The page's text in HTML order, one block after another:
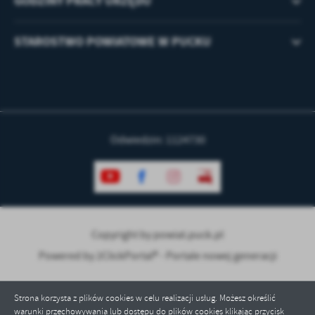
Strona korzysta z plików cookies w celu realizacji usług. Możesz określić
warunki przechowywania lub dostępu do plików cookies klikając przycisk
STAROSTWO POWIATOWE W PUCKU
Odwiedzin: 1124730
Copyright by powiat.puck.pl
Powered by
2ClickPortal® - Portale nowej generacji